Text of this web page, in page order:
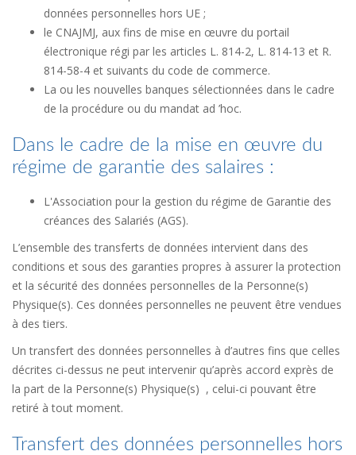
données personnelles hors UE ;
le CNAJMJ, aux fins de mise en œuvre du portail
électronique régi par les articles L. 814-2, L. 814-13 et R.
814-58-4 et suivants du code de commerce.
La ou les nouvelles banques sélectionnées dans le cadre
de la procédure ou du mandat ad ’hoc.
Dans le cadre de la mise en œuvre du
régime de garantie des salaires :
L'Association pour la gestion du régime de Garantie des
créances des Salariés (AGS).
L’ensemble des transferts de données intervient dans des
conditions et sous des garanties propres à assurer la protection
et la sécurité des données personnelles de la Personne(s)
Physique(s). Ces données personnelles ne peuvent être vendues
à des tiers.
Un transfert des données personnelles à d’autres fins que celles
décrites ci-dessus ne peut intervenir qu’après accord exprès de
la part de la Personne(s) Physique(s) , celui-ci pouvant être
retiré à tout moment.
Transfert des données personnelles hors